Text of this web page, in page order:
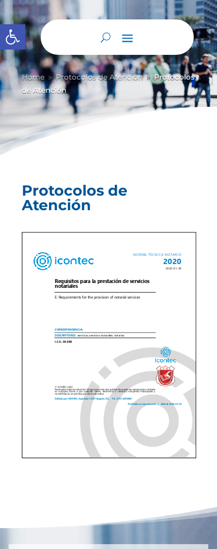
Abrir barra de herramientas
Home 9 Protocolos de Atención 9 Protocolos
de Atención
Protocolos de
Atención